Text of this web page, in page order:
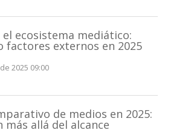
el ecosistema mediático:
factores externos en 2025
2025 09:00
de medios en 2025:
más allá del alcance